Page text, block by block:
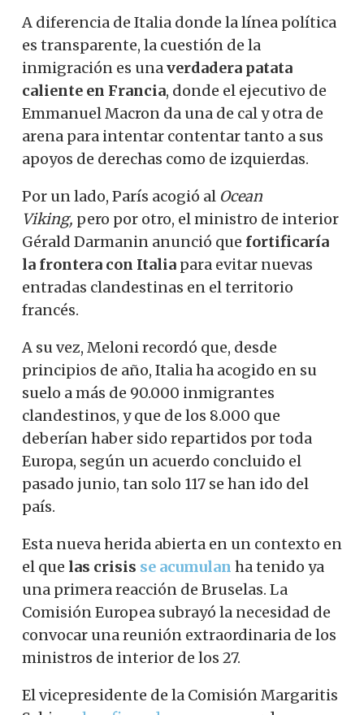
A diferencia de Italia donde la línea política
es transparente, la cuestión de la
inmigración es unaverdadera patata
caliente en Francia, donde el ejecutivo de
Emmanuel Macron da una de cal y otra de
arena para intentar contentar tanto a sus
apoyos de derechas como de izquierdas.
Por un lado, París acogió al Ocean
Viking, pero por otro, el ministro de interior
Gérald Darmanin anunció que fortificaría
la frontera con Italia para evitar nuevas
entradas clandestinas en el territorio
francés.
A su vez, Meloni recordó que, desde
principios de año, Italia ha acogido en su
suelo a más de 90.000 inmigrantes
clandestinos, y que de los 8.000 que
deberían haber sido repartidos por toda
Europa, según un acuerdo concluido el
pasado junio, tan solo 117 se han ido del
país.
Esta nueva herida abierta en un contexto en
el que las crisis se acumulan ha tenido ya
una primera reacción de Bruselas. La
Comisión Europea subrayó la necesidad de
convocar una reunión extraordinaria de los
ministros de interior de los 27.
El vicepresidente de la Comisión Margaritis